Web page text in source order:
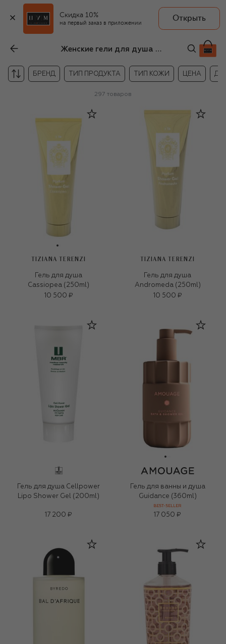
Скидка 10%
на первый заказ в приложении
Открыть
Женские гели для душа и ванны
БРЕНД ТИП ПРОДУКТА ТИП КОЖИ ЦЕНА
297 товаров
TIZIANA TERENZI
Гель для душа
Cassiopea (250ml)
10 500 ₽
TIZIANA TERENZI
Гель для душа
Andromeda (250ml)
10 500 ₽
Гель для душа Cellpower
Lipo Shower Gel (200ml)
17 200 ₽
Гель для ванны и душа
Guidance (360ml)
BEST-SELLER
17 050 ₽